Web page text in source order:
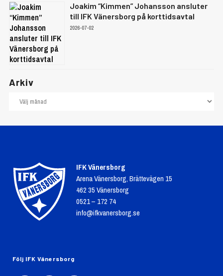
Joakim “Kimmen” Johansson ansluter
till IFK Vänersborg på korttidsavtal
2026-07-02
Arkiv
IFK Vänersborg
Arena Vänersborg, Brättevägen 15
462 35 Vänersborg
0521 – 172 74
info@ifkvanersborg.se
Följ IFK Vänersborg